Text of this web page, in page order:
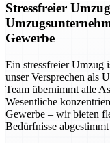
Stressfreier
Gewerbe
Ein stressfreier Umzug
unser Versprechen als
Team übernimmt alle
Wesentliche
Gewerbe – wir bieten
Bedürfnisse